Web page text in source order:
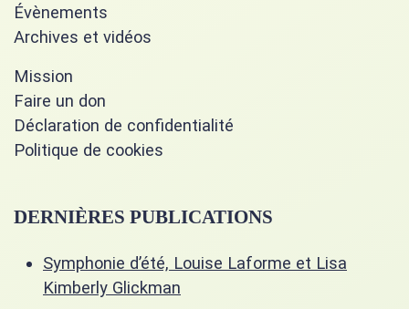
Évènements
Archives et vidéos
Mission
Faire un don
Déclaration de confidentialité
Politique de cookies
DERNIÈRES PUBLICATIONS
Symphonie d’été, Louise Laforme et Lisa
Kimberly Glickman